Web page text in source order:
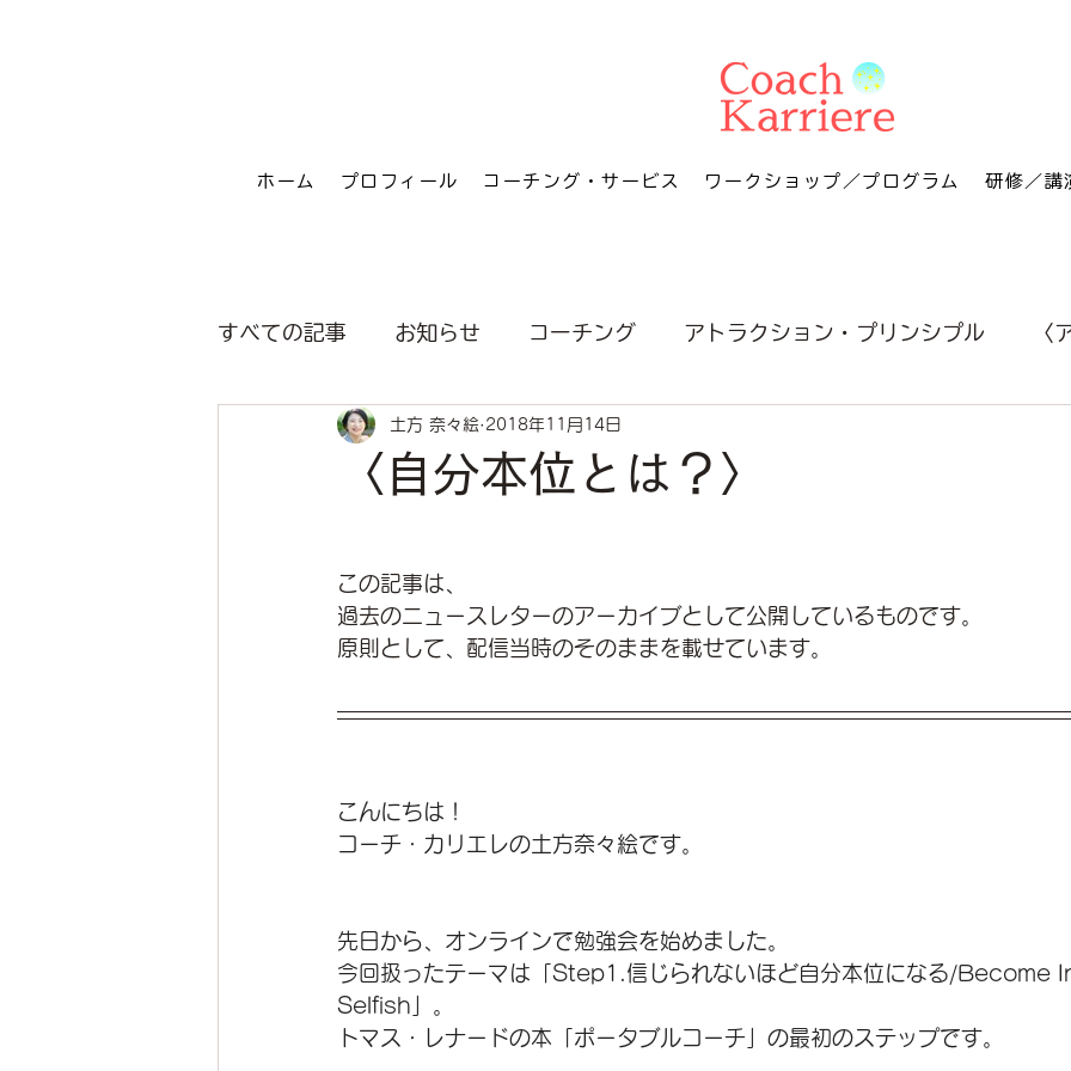
ホーム プロフィール コーチング・サービス ワークショップ／プログラム 研修／講
すべての記事 お知らせ コーチング アトラクション・プリンシプル 〈
〈自分本位とは？〉
土方 奈々絵 2018年11月14日
この記事は、
過去のニュースレターのアーカイブとして公開しているものです。
原則として、配信当時のそのままを載せています。
こんにちは！
コーチ・カリエレの土方奈々絵です。
先日から、オンラインで勉強会を始めました。
今回扱ったテーマは「Step1.信じられないほど自分本位になる/Become
Selfish」。
トマス・レナードの本「ポータブルコーチ」の最初のステップです。